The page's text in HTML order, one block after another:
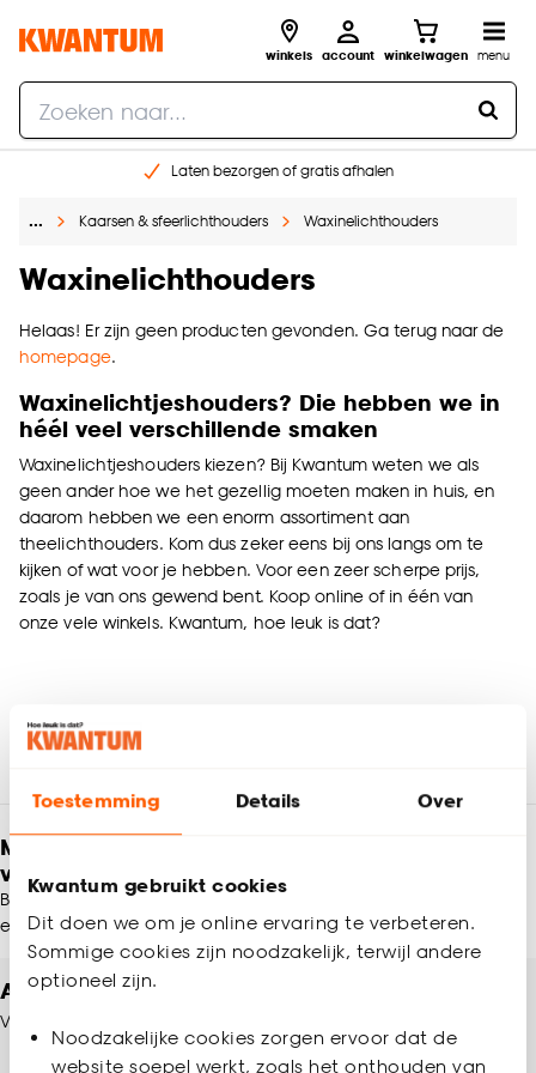
Toestemming Details Over
Kwantum gebruikt cookies
Dit doen we om je online ervaring te verbeteren.
Sommige cookies zijn noodzakelijk, terwijl andere
optioneel zijn.
Noodzakelijke cookies zorgen ervoor dat de
website soepel werkt, zoals het onthouden van
winkels account winkelwagen menu
Laten bezorgen of gratis afhalen
Gratis raam advies en opmeten aan huis
… Kaarsen & sfeerlichthouders Waxinelichthouders
Waxinelichthouders
Helaas! Er zijn geen producten gevonden. Ga terug naar de
homepage.
Waxinelichtjeshouders? Die hebben we in
héél veel verschillende smaken
Waxinelichtjeshouders kiezen? Bij Kwantum weten we als
geen ander hoe we het gezellig moeten maken in huis, en
daarom hebben we een enorm assortiment aan
theelichthouders. Kom dus zeker eens bij ons langs om te
kijken of wat voor je hebben. Voor een zeer scherpe prijs,
zoals je van ons gewend bent. Koop online of in één van
onze vele winkels. Kwantum, hoe leuk is dat?
Meld je aan en ontvang € 5,- korting op je
volgende bestelling
Blijf per e-mail op de hoogte van leuke aanbiedingen, inspiratie
en meer!
Altijd een winkel in de buurt
Vind jouw Kwantum winkel